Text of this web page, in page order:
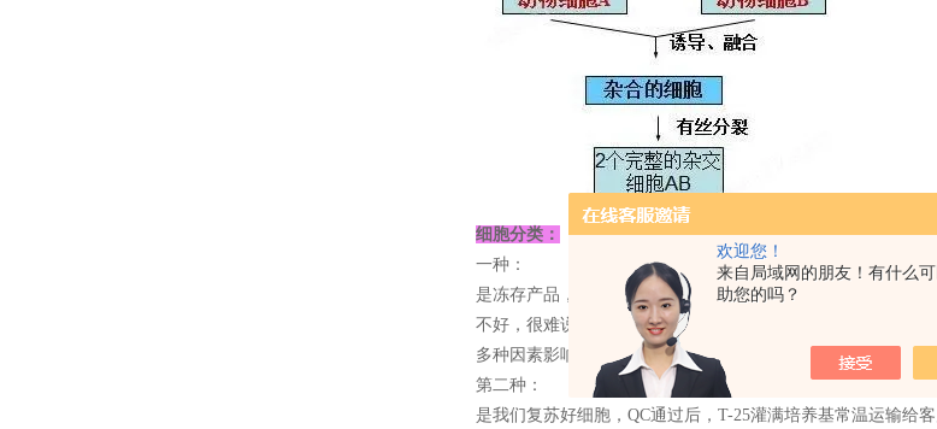
欢迎您！
来自局域网的朋友！有什么
助您的吗？
细胞分类：
一种：
是冻存产品，由氮直液接拿出，干冰运输给客户。一般不推
不好，很难说是细胞自身不行，还是复苏没操作好；另外温
多种因素影响产品的质量；干冰运输需要额外添加400元的运费
第二种：
是我们复苏好细胞，QC通过后，T-25灌满培养基常温运输给